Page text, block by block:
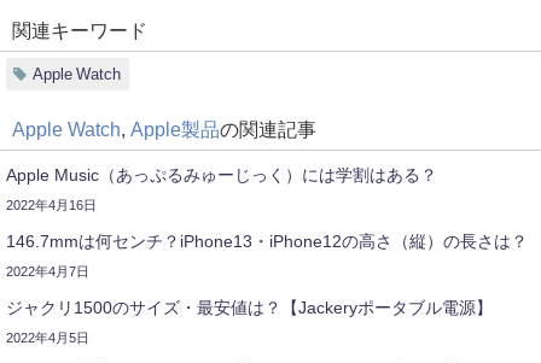
関連キーワード
Apple Watch
Apple Watch Apple製品の関連記事
Apple Music（あっぷるみゅーじっく）には学割はある？
2022年4月16日
146.7mmは何センチ？iPhone13・iPhone12の高さ（縦）の長さは？
2022年4月7日
ジャクリ1500のサイズ・最安値は？【Jackeryポータブル電源】
2022年4月5日